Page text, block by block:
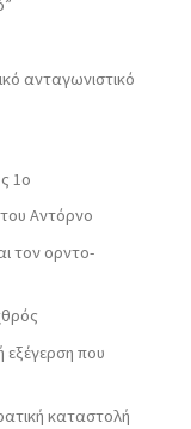
ανταγωνιστικό
1ο
του Αντόρνο
τον ορντο-
εξέγερση που
καταστολή